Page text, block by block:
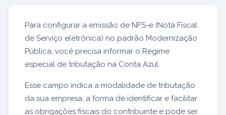
Para configurar a emissão de NFS-e (Nota Fiscal
de Serviço eletrônica) no padrão Modernização
Pública, você precisa informar o Regime
especial de tributação na Conta Azul.
Esse campo indica a modalidade de tributação
da sua empresa, a forma de identificar e facilitar
as obrigações fiscais do contribuinte e pode ser